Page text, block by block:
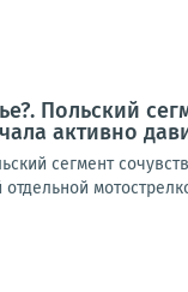
Польский
активно
сегмент